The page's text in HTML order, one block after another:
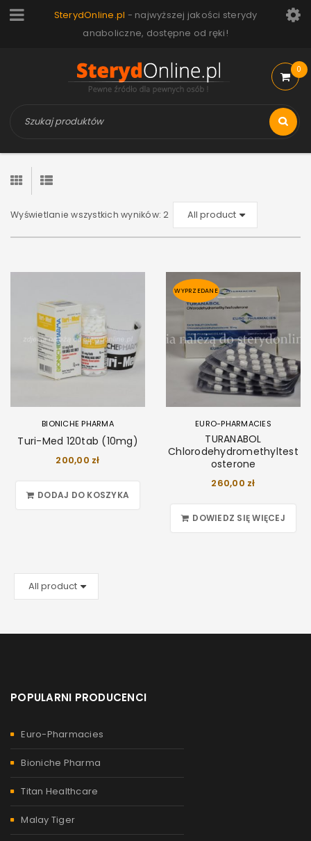
SterydOnline.pl - najwyższej jakości sterydy
anaboliczne, dostępne od ręki!
0
Wyświetlanie wszystkich wyników: 2
BIONICHE PHARMA
Turi-Med 120tab (10mg)
200,00 zł
DODAJ DO KOSZYKA
WYPRZEDANE
EURO-PHARMACIES
TURANABOL
Chlorodehydromethyltest
osterone
260,00 zł
DOWIEDZ SIĘ WIĘCEJ
POPULARNI PRODUCENCI
Euro-Pharmacies
Bioniche Pharma
Titan Healthcare
Malay Tiger